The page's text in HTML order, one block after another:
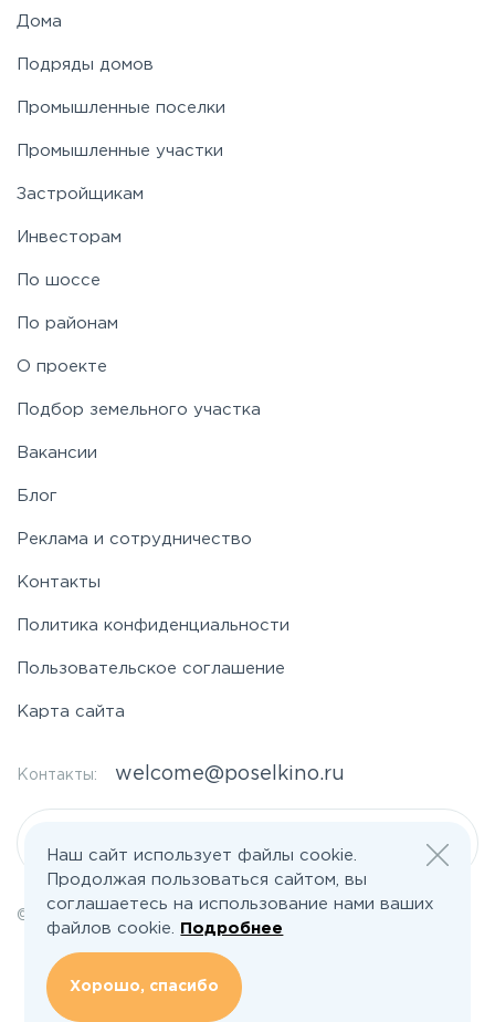
Дома
Подряды домов
Промышленные поселки
Промышленные участки
Застройщикам
Инвесторам
По шоссе
По районам
О проекте
Подбор земельного участка
Вакансии
Блог
Реклама и сотрудничество
Контакты
Политика конфиденциальности
Пользовательское соглашение
Карта сайта
Контакты: welcome@poselkino.ru
© 2026 Все права защищены | poselkino.ru
ИП Маслов Дмитрий Валерьевич
ИНН 503406273833
+79647266008
142613, Московская область, Орехово-Зуево, ул. Северная, д.14, кв.145
Наш сайт использует файлы cookie.
Продолжая пользоваться сайтом, вы
соглашаетесь на использование нами ваших
файлов cookie.
Подробнее
Хорошо, спасибо